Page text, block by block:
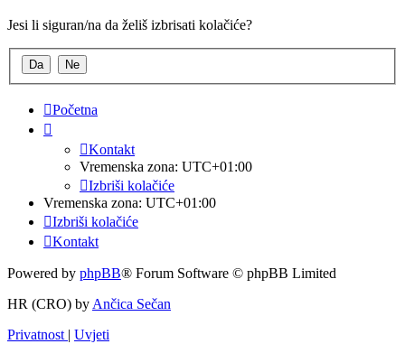
Jesi li siguran/na da želiš izbrisati kolačiće?
Početna
Kontakt
Vremenska zona: UTC+01:00
Izbriši kolačiće
Vremenska zona: UTC+01:00
Izbriši kolačiće
Kontakt
Powered by phpBB® Forum Software © phpBB Limited
HR (CRO) by Ančica Sečan
Privatnost | Uvjeti